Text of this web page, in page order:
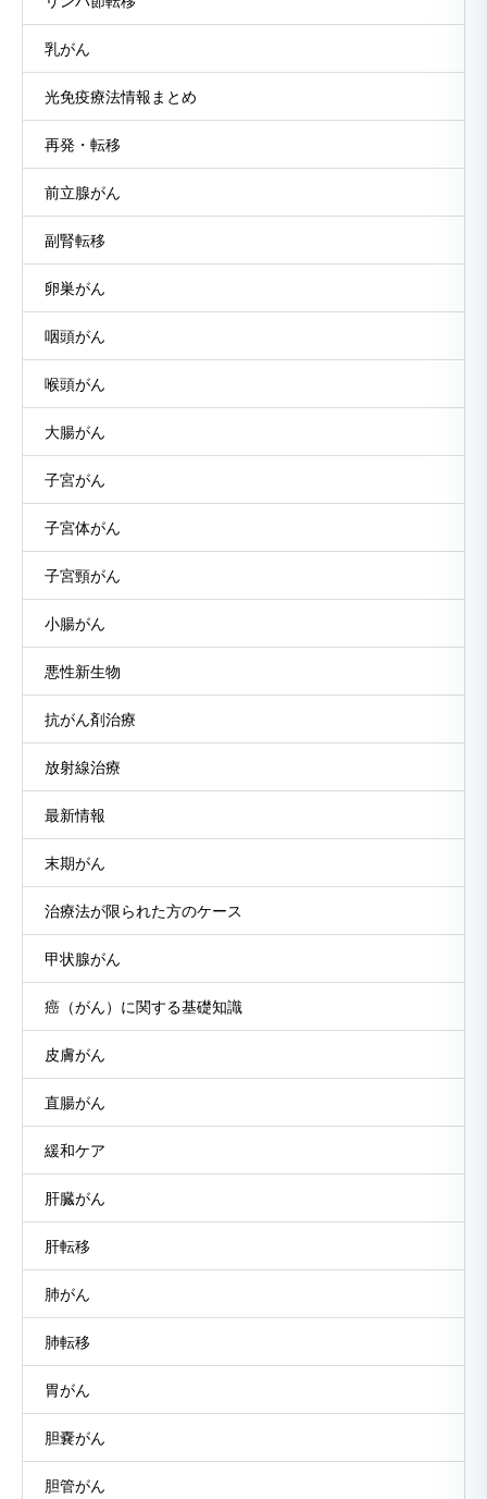
乳がん
光免疫療法情報まとめ
再発・転移
前立腺がん
副腎転移
卵巣がん
咽頭がん
喉頭がん
大腸がん
子宮がん
子宮体がん
子宮頸がん
小腸がん
悪性新生物
抗がん剤治療
放射線治療
最新情報
末期がん
治療法が限られた方のケース
甲状腺がん
癌（がん）に関する基礎知識
皮膚がん
直腸がん
緩和ケア
肝臓がん
肝転移
肺がん
肺転移
胃がん
胆嚢がん
胆管がん